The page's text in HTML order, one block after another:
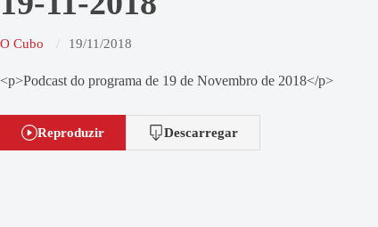
O Cubo 19/11/2018
<p>Podcast do programa de 19 de Novembro de 2018</p>
Reproduzir Descarregar